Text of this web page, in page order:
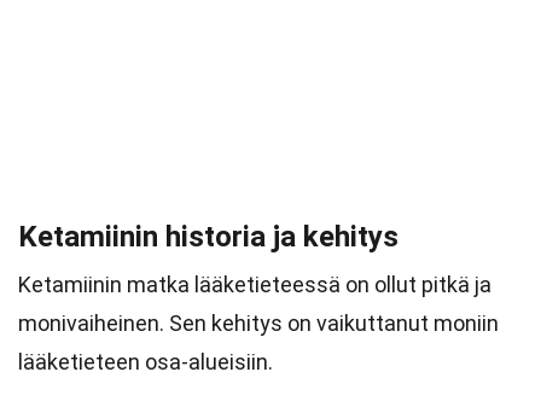
Ketamiinin historia ja kehitys
Ketamiinin matka lääketieteessä on ollut pitkä ja
monivaiheinen. Sen kehitys on vaikuttanut moniin
lääketieteen osa-alueisiin.